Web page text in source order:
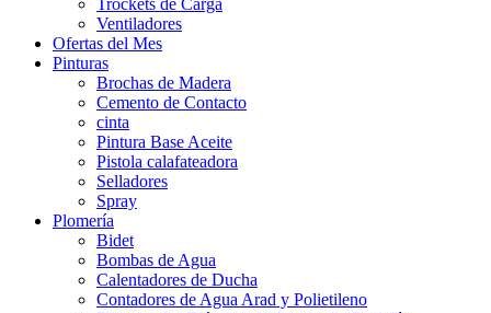
Trockets de Carga
Ventiladores
Ofertas del Mes
Pinturas
Brochas de Madera
Cemento de Contacto
cinta
Pintura Base Aceite
Pistola calafateadora
Selladores
Spray
Plomería
Bidet
Bombas de Agua
Calentadores de Ducha
Contadores de Agua Arad y Polietileno